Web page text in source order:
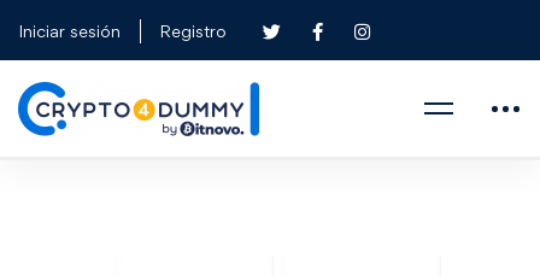
Iniciar sesión Registro